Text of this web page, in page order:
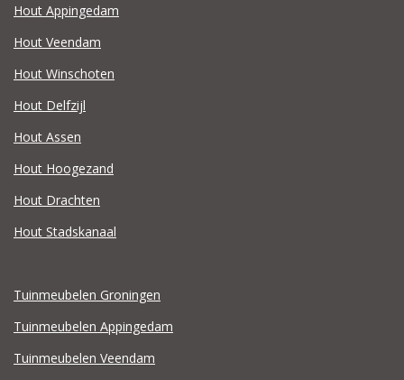
Hout Appingedam
Hout Veendam
Hout Winschoten
Hout Delfzijl
Hout Assen
Hout Hoogezand
Hout Drachten
Hout Stadskanaal
Tuinmeubelen Groningen
Tuinmeubelen Appingedam
Tuinmeubelen Veendam